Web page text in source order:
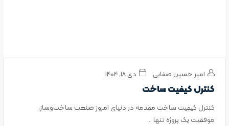
امیر حسین صفایی دی ۱۸, ۱۴۰۴
کنترل کیفیت ساخت
کنترل کیفیت ساخت مقدمه در دنیای امروز صنعت ساخت‌وساز،
موفقیت یک پروژه تنها ...